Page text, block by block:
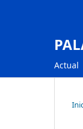
Actual